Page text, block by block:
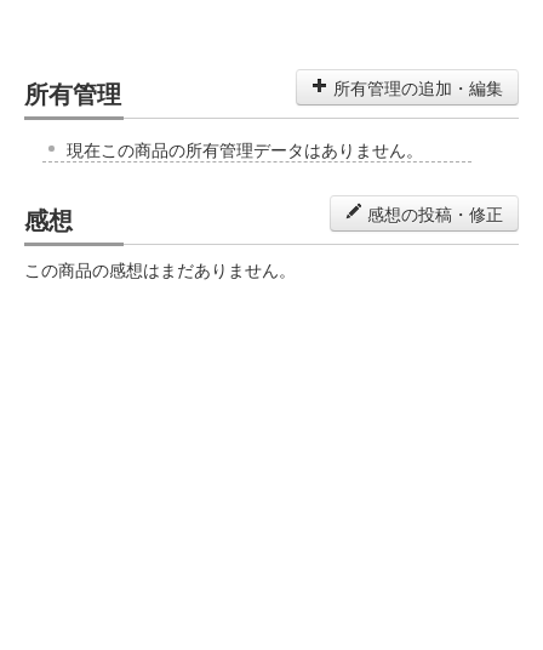
所有管理 所有管理の追加・編集
現在この商品の所有管理データはありません。
感想 感想の投稿・修正
この商品の感想はまだありません。